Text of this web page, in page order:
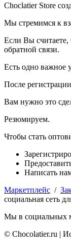
Choclatier Store
Мы стремимся к
Если Вы считаете,
обратной связи.
Есть одно важное
После
Вам нужно это
Резюмируем.
Чтобы стать
Написать
Маркетплейс /
социальная сеть
Мы в социальных
© Сhocolatier.ru |